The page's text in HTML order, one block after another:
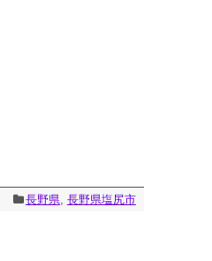
長野県, 長野県塩尻市